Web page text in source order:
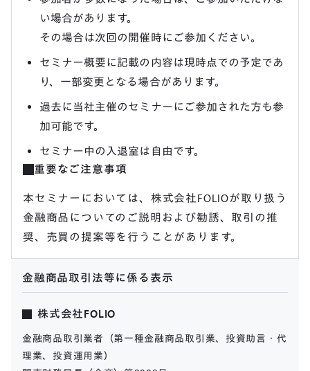
い場合があります。
その場合は次回の開催時にご参加ください。
セミナー概要に記載の内容は現時点での予定であ
り、一部変更となる場合があります。
過去に当社主催のセミナーにご参加された方も参
加可能です。
セミナー中の入退室は自由です。
重要なご注意事項
本セミナーにおいては、株式会社FOLIOが取り扱う
金融商品についてのご説明および勧誘、取引の推
奨、売買の提案等を行うことがあります。
金融商品取引法等に係る表示
株式会社FOLIO
金融商品取引業者（第一種金融商品取引業、投資助言・代
理業、投資運用業）